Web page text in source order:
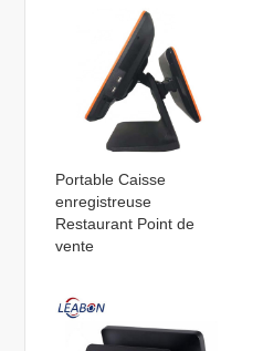
Portable Caisse
enregistreuse
Restaurant Point de
vente